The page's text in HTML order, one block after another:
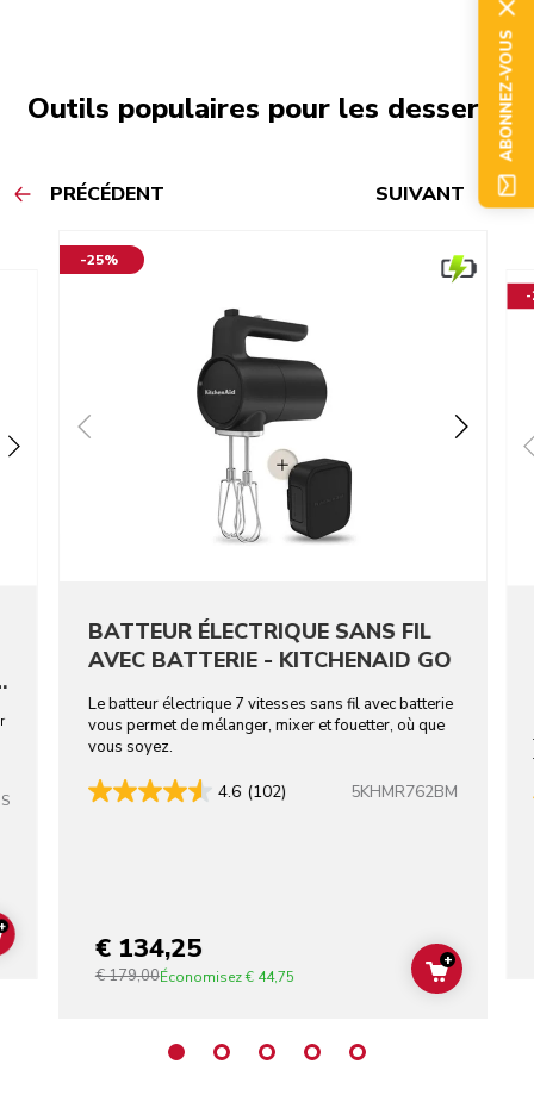
Outils populaires pour les desserts
PRÉCÉDENT SUIVANT
ADD TO CART
-25%
BATTEUR ÉLECTRIQUE SANS FIL
AVEC BATTERIE - KITCHENAID GO
Le batteur électrique 7 vitesses sans fil avec batterie
vous permet de mélanger, mixer et fouetter, où que
vous soyez.
4.6 (102) 5KHMR762BM
€ 134,25
€ 179,00Économisez€ 44,75 ADD TO
+
-
ABONNEZ-VOUS